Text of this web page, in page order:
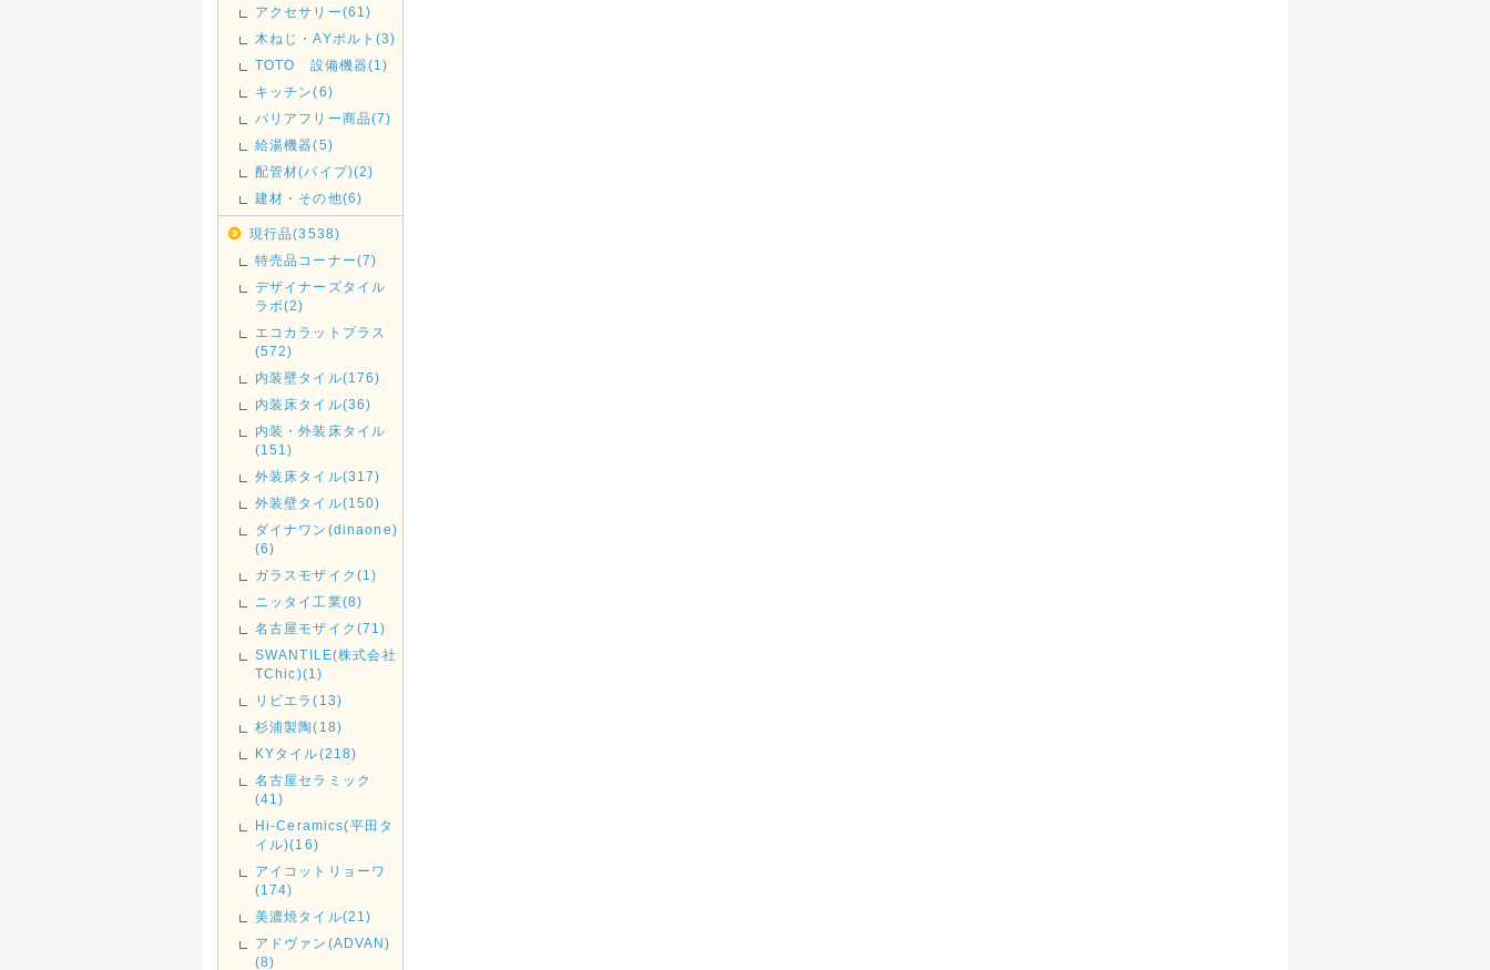
アクセサリー(61)
木ねじ・AYボルト(3)
TOTO 設備機器(1)
キッチン(6)
バリアフリー商品(7)
給湯機器(5)
配管材(パイプ)(2)
建材・その他(6)
現行品(3538)
特売品コーナー(7)
デザイナーズタイル
ラボ(2)
エコカラットプラス
(572)
内装壁タイル(176)
内装床タイル(36)
内装・外装床タイル
(151)
外装床タイル(317)
外装壁タイル(150)
ダイナワン(dinaone)
(6)
ガラスモザイク(1)
ニッタイ工業(8)
名古屋モザイク(71)
SWANTILE(株式会社
TChic)(1)
リビエラ(13)
杉浦製陶(18)
KYタイル(218)
名古屋セラミック
(41)
Hi-Ceramics(平田タ
イル)(16)
アイコットリョーワ
(174)
美濃焼タイル(21)
アドヴァン(ADVAN)
(8)